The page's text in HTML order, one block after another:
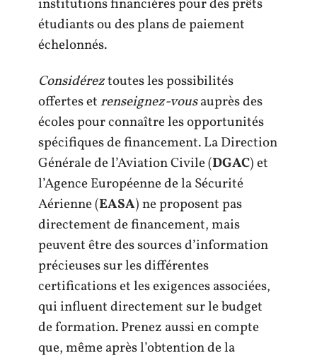
institutions financières pour des prêts
étudiants ou des plans de paiement
échelonnés.
Considéreztoutes les possibilités
offertes etrenseignez-vousauprès des
écoles pour connaître les opportunités
spécifiques de financement. La Direction
Générale de l’Aviation Civile (DGAC) et
l’Agence Européenne de la Sécurité
Aérienne (EASA) ne proposent pas
directement de financement, mais
peuvent être des sources d’information
précieuses sur les différentes
certifications et les exigences associées,
qui influent directement sur le budget
de formation. Prenez aussi en compte
que, même après l’obtention de la